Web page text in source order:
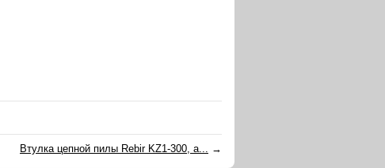
Втулка цепной пилы Rebir KZ1-300, а... →